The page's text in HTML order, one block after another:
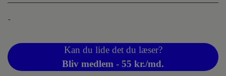
-
Kan du lide det du læser?
Bliv medlem - 55 kr./md.